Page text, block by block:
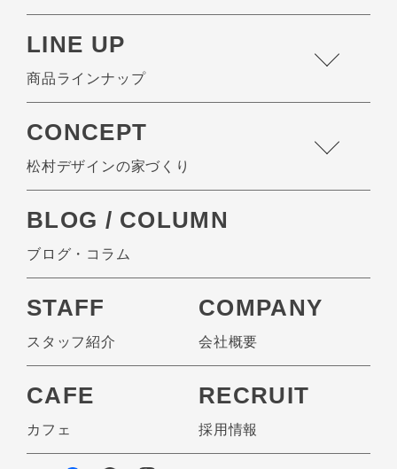
LINE UP
商品ラインナップ
CONCEPT
松村デザインの家づくり
BLOG / COLUMN
ブログ・コラム
STAFF
スタッフ紹介
COMPANY
会社概要
CAFE
カフェ
RECRUIT
採用情報